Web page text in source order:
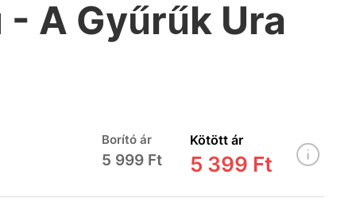
A Gyűrűk Ura
Borító ár
5 999 Ft
Kötött ár
5 399 Ft